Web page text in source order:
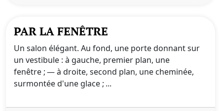
PAR LA FENÊTRE
Un salon élégant. Au fond, une porte donnant sur
un vestibule : à gauche, premier plan, une
fenêtre ; — à droite, second plan, une cheminée,
surmontée d'une glace ; ...